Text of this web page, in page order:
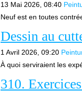
13 Mai 2026, 08:40
Neuf est en toutes
Dessin au
1 Avril 2026, 09:20
À quoi serviraient les
310.